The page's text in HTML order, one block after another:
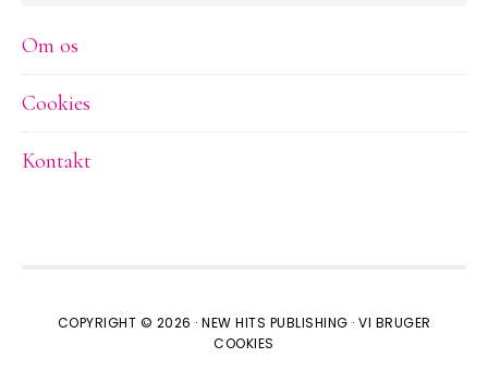
Om os
Cookies
Kontakt
COPYRIGHT © 2026 · NEW HITS PUBLISHING · VI BRUGER
COOKIES